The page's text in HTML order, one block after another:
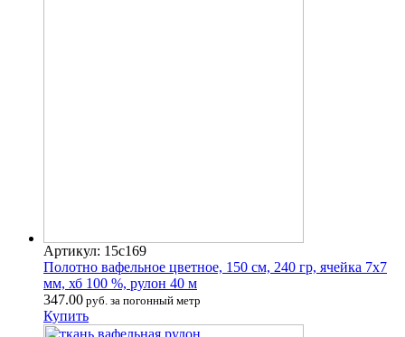
Артикул: 15с169
Полотно вафельное цветное, 150 см, 240 гр, ячейка 7х7
мм, хб 100 %, рулон 40 м
347.00 руб. за погонный метр
Купить